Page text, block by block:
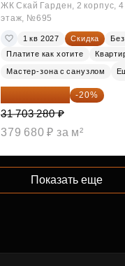
ЖК Скай Гарден, 2 корпус, 4
этаж, №695
1 кв 2027 Скидка
Платите как хотите
Мастер-зона с санузлом
25 362 624 ₽ -20%
31 703 280 ₽
379 680 ₽ за м²
Показать еще